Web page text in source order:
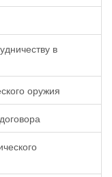
в
оружия